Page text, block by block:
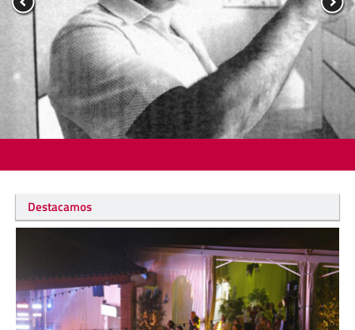
Destacamos